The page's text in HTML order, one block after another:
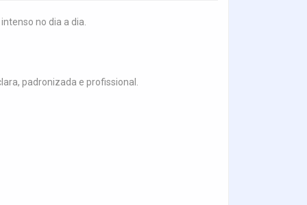
no dia a dia.
padronizada e profissional.